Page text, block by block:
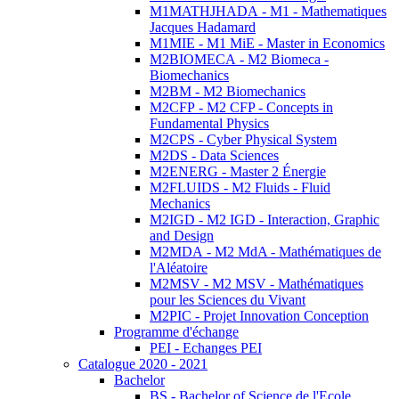
M1MATHJHADA - M1 - Mathematiques
Jacques Hadamard
M1MIE - M1 MiE - Master in Economics
M2BIOMECA - M2 Biomeca -
Biomechanics
M2BM - M2 Biomechanics
M2CFP - M2 CFP - Concepts in
Fundamental Physics
M2CPS - Cyber Physical System
M2DS - Data Sciences
M2ENERG - Master 2 Énergie
M2FLUIDS - M2 Fluids - Fluid
Mechanics
M2IGD - M2 IGD - Interaction, Graphic
and Design
M2MDA - M2 MdA - Mathématiques de
l'Aléatoire
M2MSV - M2 MSV - Mathématiques
pour les Sciences du Vivant
M2PIC - Projet Innovation Conception
Programme d'échange
PEI - Echanges PEI
Catalogue 2020 - 2021
Bachelor
BS - Bachelor of Science de l'Ecole